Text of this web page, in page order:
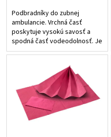
Podbradníky do zubnej
ambulancie. Vrchná časť
poskytuje vysokú savosť a
spodná časť vodeodolnosť. Je
vyrobený z jednej vrstvy extra
čistej celulózy a jednej...